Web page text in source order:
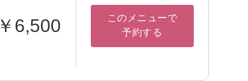
￥6,500
このメニューで
予約する